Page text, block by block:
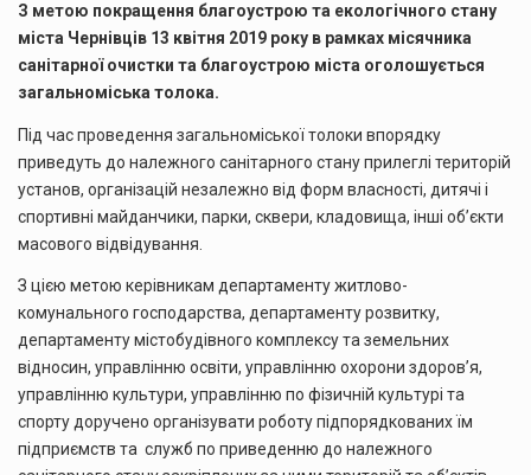
З метою покращення благоустрою та екологічного стану
міста Чернівців 13 квітня 2019 року в рамках місячника
санітарної очистки та благоустрою міста оголошується
загальноміська толока.
Під час проведення загальноміської толоки впорядку
приведуть до належного санітарного стану прилеглі територій
установ, організацій незалежно від форм власності, дитячі і
спортивні майданчики, парки, сквери, кладовища, інші об’єкти
масового відвідування.
З цією метою керівникам департаменту житлово-
комунального господарства, департаменту розвитку,
департаменту містобудівного комплексу та земельних
відносин, управлінню освіти, управлінню охорони здоров’я,
управлінню культури, управлінню по фізичній культурі та
спорту доручено організувати роботу підпорядкованих їм
підприємств та служб по приведенню до належного